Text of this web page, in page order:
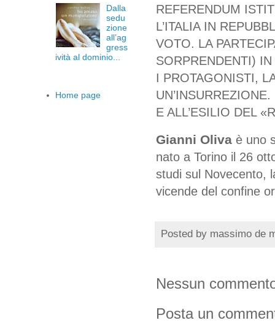
REFERENDUM
L’ITALIA IN
VOTO. LA
SORPRENDENTI)
I PROTAGONISTI,
E ALL’ESILIO DEL
Gianni Oliva è uno
nato a Torino il 26
studi sul Novecento,
vicende del confine
Posted by massimo de
Nessun
Posta un
Dalla
sedu
zione
all’ag
gress
ività al dominio...
Home page